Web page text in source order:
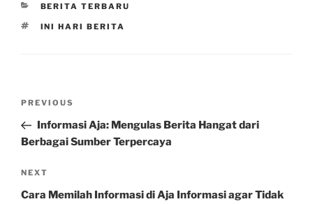
CATEGORIES
BERITA TERBARU
TAGS
INI HARI BERITA
Previous
Post
PREVIOUS
Informasi Aja: Mengulas Berita Hangat dari
Berbagai Sumber Terpercaya
Next
Post
NEXT
Cara Memilah Informasi di Aja Informasi agar Tidak